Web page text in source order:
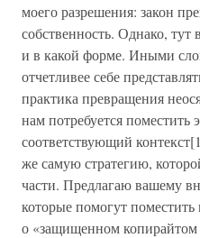
моего разрешения: закон
собственность. Однако, тут
и в какой форме. Иными
отчетливее себе
практика превращения
нам потребуется поместить
соответствующий
же самую стратегию,
части. Предлагаю вашему
которые помогут
о «защищенном копирайтом